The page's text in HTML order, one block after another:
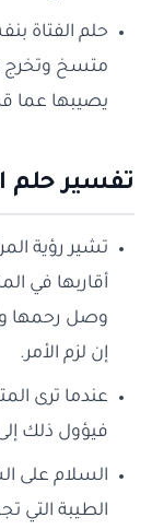
حلم الفتاة
متسخ وتخرج
يصيبها عما
تفسير حلم
تشير رؤية
أقاربها في
وصل رحمها
إن لزم الأمر.
عندما ترى
فيؤول ذلك
السلام على
الطيبة التي